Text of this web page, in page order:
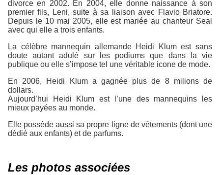
divorce en 2002. En 2004, elle donne naissance à son
premier fils, Leni, suite à sa liaison avec Flavio Briatore.
Depuis le 10 mai 2005, elle est mariée au chanteur Seal
avec qui elle a trois enfants.
La célèbre mannequin allemande Heidi Klum est sans
doute autant adulé sur les podiums que dans la vie
publique ou elle s’impose tel une véritable icone de mode.
En 2006, Heidi Klum a gagnée plus de 8 milions de
dollars.
Aujourd’hui Heidi Klum est l’une des mannequins les
mieux payées au monde.
Elle possède aussi sa propre ligne de vêtements (dont une
dédié aux enfants) et de parfums.
Les photos associées